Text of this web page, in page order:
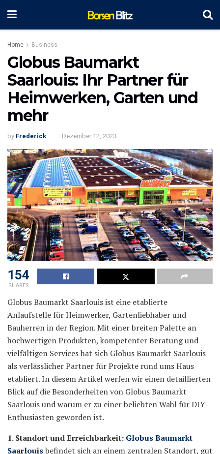
Home Business
Globus Baumarkt
Saarlouis: Ihr Partner für
Heimwerken, Garten und
mehr
by Frederick Dezember 12, 2023
154
SHARES
Globus Baumarkt Saarlouis ist eine etablierte
Anlaufstelle für Heimwerker, Gartenliebhaber und
Bauherren in der Region. Mit einer breiten Palette an
hochwertigen Produkten, kompetenter Beratung und
vielfältigen Services hat sich Globus Baumarkt Saarlouis
als verlässlicher Partner für Projekte rund ums Haus
etabliert. In diesem Artikel werfen wir einen detaillierten
Blick auf die Besonderheiten von Globus Baumarkt
Saarlouis und warum er zu einer beliebten Wahl für DIY-
Enthusiasten geworden ist.
1. Standort und Erreichbarkeit: Globus Baumarkt
Saarlouisbefindet sich an einem zentralen Standort, gut